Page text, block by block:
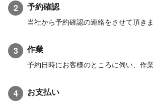
2 予約確認
当社から予約確認の連絡をさせて頂きま
3 作業
予約日時にお客様のところに伺い、作
4 お支払い